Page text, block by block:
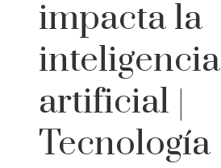
impacta la
inteligencia
artificial |
Tecnología